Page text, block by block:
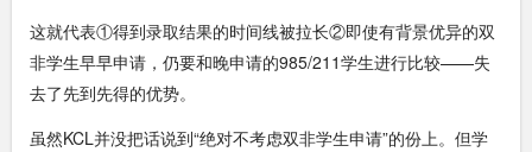
这就代表①得到录取结果的时间线被拉长②即使有背景优异的双
非学生早早申请，仍要和晚申请的985/211学生进行比较——失
去了先到先得的优势。
虽然KCL并没把话说到“绝对不考虑双非学生申请”的份上。但学